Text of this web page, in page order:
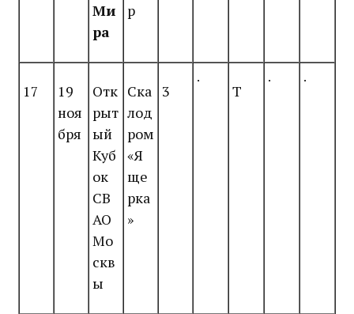
Ми
ра
р
17
19
ноя
бря
Отк
рыт
ый
Куб
ок
СВ
АО
Мо
скв
ы
Ска
лод
ром
«Я
ще
рка
»
3
.
Т
. .